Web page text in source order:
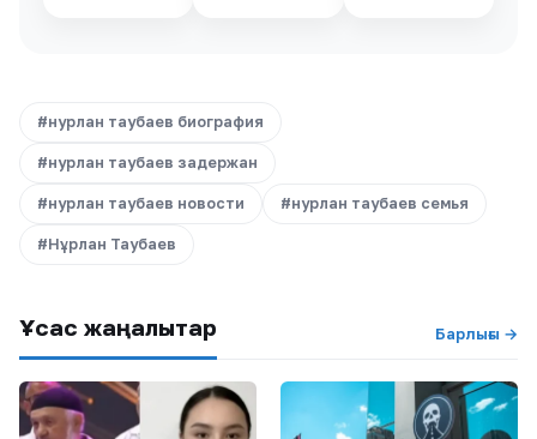
#нурлан таубаев биография
#нурлан таубаев задержан
#нурлан таубаев новости #нурлан таубаев семья
#Нұрлан Таубаев
Ұқсас жаңалықтар Барлығы →